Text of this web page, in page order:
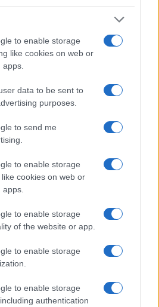
to enable storage
like cookies on web or
data to be sent to
purposes.
to send me
to enable storage
cookies on web or
to enable storage
of the website or app.
to enable storage
to enable storage
authentication
queste due odiose
evidenza scientifica che
sul piano del contrasto
#CTS
#LOCKDOWN
PAGINA
Leggi i commenti
del 07/08/2026